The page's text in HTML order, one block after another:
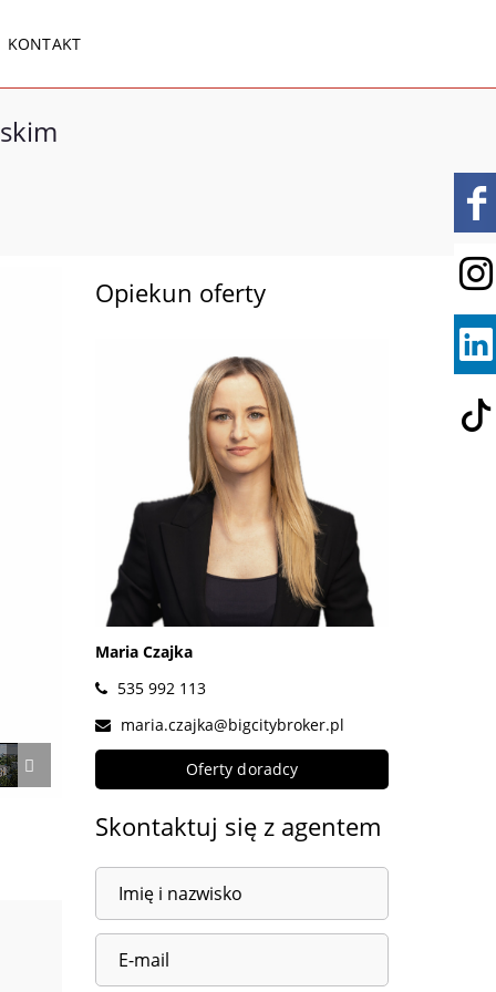
KONTAKT
Opiekun oferty
Maria Czajka
535 992 113
maria.czajka@bigcitybroker.pl
Oferty doradcy
Skontaktuj się z agentem